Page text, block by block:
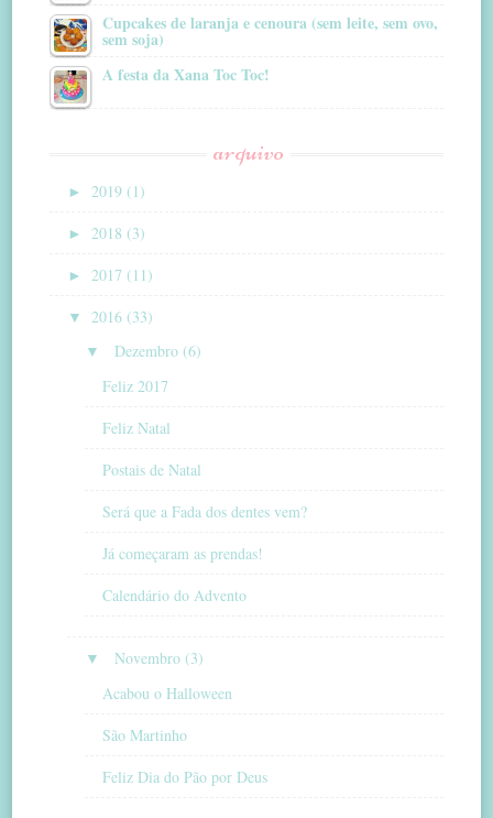
Cupcakes de laranja e cenoura (sem leite, sem ovo,
sem soja)
A festa da Xana Toc Toc!
arquivo
► 2019 (1)
► 2018 (3)
► 2017 (11)
▼ 2016 (33)
▼
Dezembro (6)
Feliz 2017
Feliz Natal
Postais de Natal
Será que a Fada dos dentes vem?
Já começaram as prendas!
Calendário do Advento
▼
Novembro (3)
Acabou o Halloween
São Martinho
Feliz Dia do Pão por Deus